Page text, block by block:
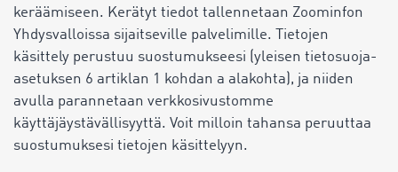
keräämiseen. Kerätyt tiedot tallennetaan Zoominfon
Yhdysvalloissa sijaitseville palvelimille. Tietojen
käsittely perustuu suostumukseesi (yleisen tietosuoja-
asetuksen 6 artiklan 1 kohdan a alakohta), ja niiden
avulla parannetaan verkkosivustomme
käyttäjäystävällisyyttä. Voit milloin tahansa peruuttaa
suostumuksesi tietojen käsittelyyn.